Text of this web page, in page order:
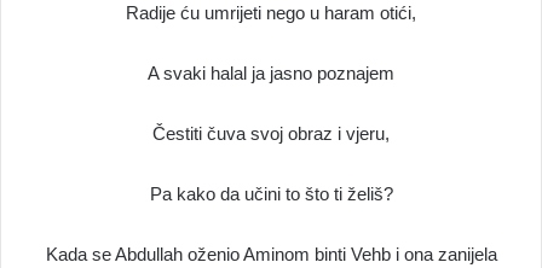
Radije ću umrijeti nego u haram otići,
A svaki halal ja jasno poznajem
Čestiti čuva svoj obraz i vjeru,
Pa kako da učini to što ti želiš?
Kada se Abdullah oženio Aminom binti Vehb i ona zanijela